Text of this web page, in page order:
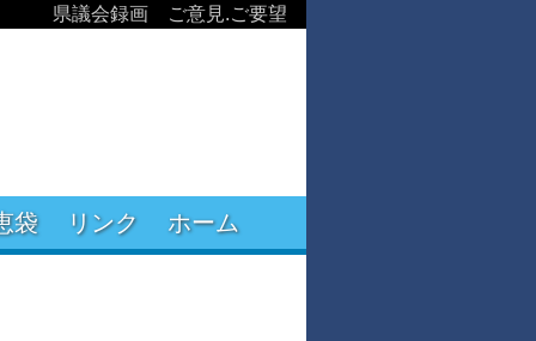
ご意見.ご要望
県議会録画
袋 リンク ホーム